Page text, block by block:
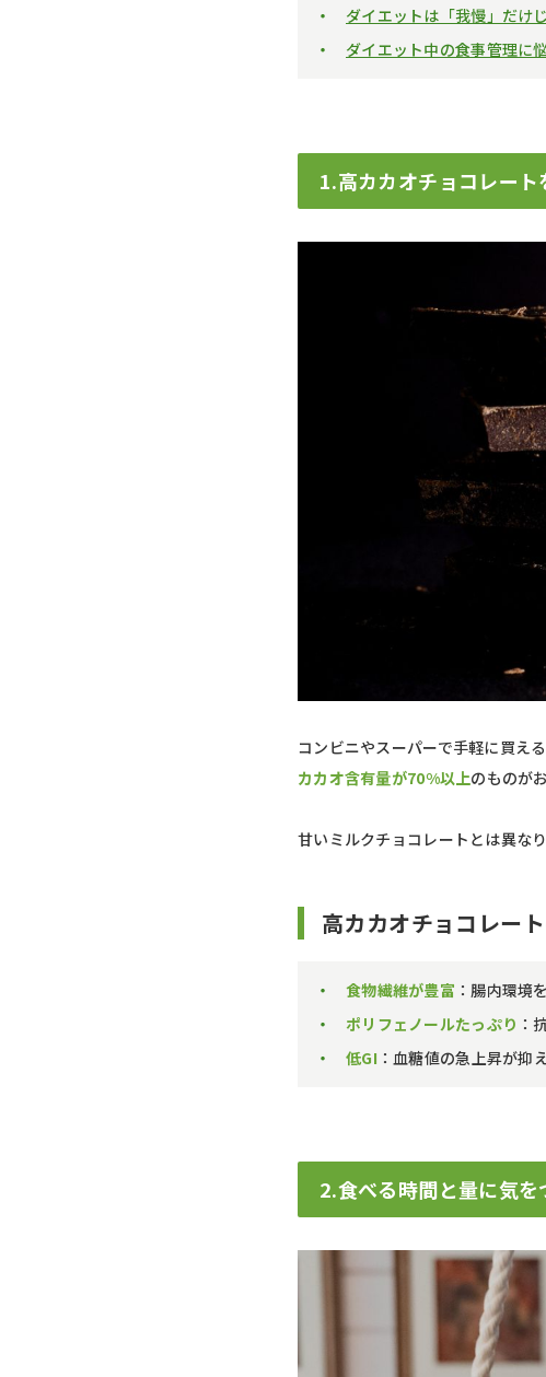
ダイエットは「我慢」だけ
ダイエット中の食事管理に
1.高カカオチョコレート
コンビニやスーパーで手軽に買え
カカオ含有量が70%以上のものが
甘いミルクチョコレートとは異な
高カカオチョコレー
食物繊維が豊富 ：腸内環境
ポリフェノールたっぷり ：
低GI ：血糖値の急上昇が抑
2.食べる時間と量に気を